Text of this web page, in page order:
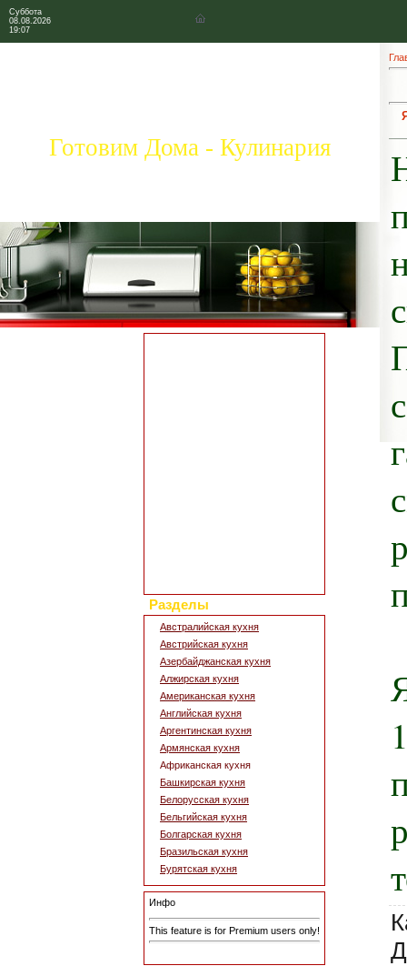
Суббота
08.08.2026
19:07
Готовим Дома - Кулинария
Разделы
Австралийская кухня
Австрийская кухня
Азербайджанская кухня
Алжирская кухня
Американская кухня
Английская кухня
Аргентинская кухня
Армянская кухня
Африканская кухня
Башкирская кухня
Белорусская кухня
Бельгийская кухня
Болгарская кухня
Бразильская кухня
Бурятская кухня
Инфо
This feature is for Premium users only!